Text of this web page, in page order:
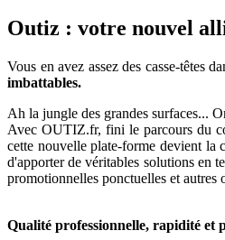
Outiz : votre nouvel
Vous en avez assez des casse-têtes
imbattables.
Ah la jungle des grandes surfaces...
Avec OUTIZ.fr, fini le parcours du
cette nouvelle plate-forme devient la
d'apporter de véritables solutions en
promotionnelles ponctuelles et autres
Qualité professionnelle, rapidité et